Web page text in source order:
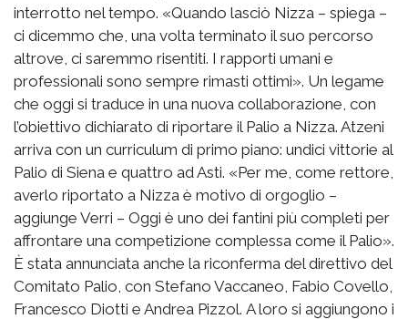
interrotto nel tempo. «Quando lasciò Nizza – spiega –
ci dicemmo che, una volta terminato il suo percorso
altrove, ci saremmo risentiti. I rapporti umani e
professionali sono sempre rimasti ottimi». Un legame
che oggi si traduce in una nuova collaborazione, con
l’obiettivo dichiarato di riportare il Palio a Nizza. Atzeni
arriva con un curriculum di primo piano: undici vittorie al
Palio di Siena e quattro ad Asti. «Per me, come rettore,
averlo riportato a Nizza è motivo di orgoglio –
aggiunge Verri – Oggi è uno dei fantini più completi per
affrontare una competizione complessa come il Palio».
È stata annunciata anche la riconferma del direttivo del
Comitato Palio, con Stefano Vaccaneo, Fabio Covello,
Francesco Diotti e Andrea Pizzol. A loro si aggiungono i